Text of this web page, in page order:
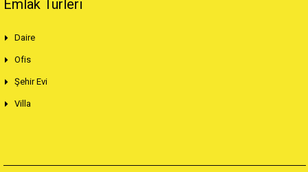
Emlak Türleri
Daire
Ofis
Şehir Evi
Villa